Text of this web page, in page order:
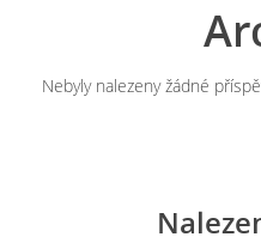
Nebyly nalezeny žádné